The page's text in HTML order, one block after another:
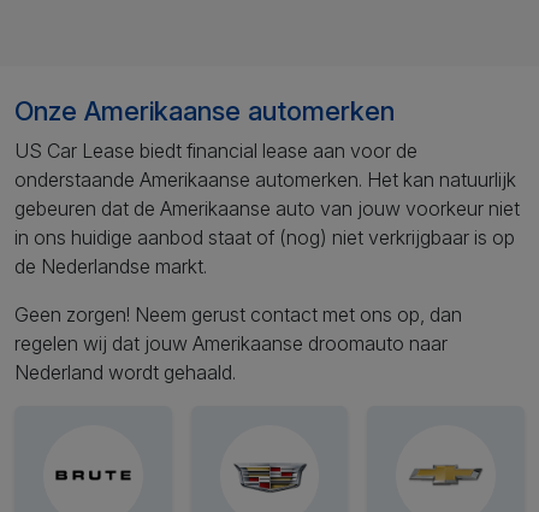
Onze Amerikaanse automerken
US Car Lease biedt financial lease aan voor de
onderstaande Amerikaanse automerken. Het kan natuurlijk
gebeuren dat de Amerikaanse auto van jouw voorkeur niet
in ons huidige aanbod staat of (nog) niet verkrijgbaar is op
de Nederlandse markt.
Geen zorgen! Neem gerust contact met ons op, dan
regelen wij dat jouw Amerikaanse droomauto naar
Nederland wordt gehaald.